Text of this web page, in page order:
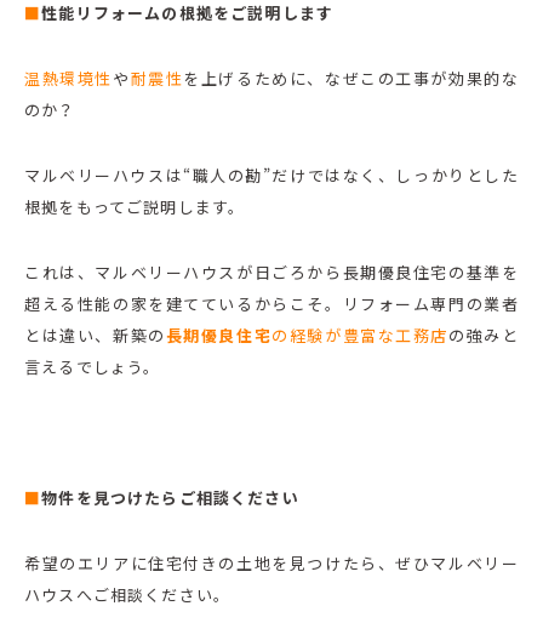
■性能リフォームの根拠をご説明します
温熱環境性や耐震性を上げるために、なぜこの工事が効果的な
のか？
マルベリーハウスは“職人の勘”だけではなく、しっかりとした
根拠をもってご説明します。
これは、マルベリーハウスが日ごろから長期優良住宅の基準を
超える性能の家を建てているからこそ。リフォーム専門の業者
とは違い、新築の長期優良住宅の経験が豊富な工務店の強みと
言えるでしょう。
■物件を見つけたらご相談ください
希望のエリアに住宅付きの土地を見つけたら、ぜひマルベリー
ハウスへご相談ください。